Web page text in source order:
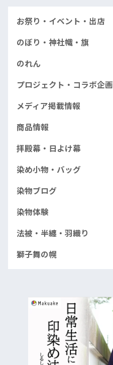
お祭り・イベント・出店
のぼり・神社幟・旗
のれん
プロジェクト・コラボ企画
メディア掲載情報
商品情報
拝殿幕・日よけ幕
染め小物・バッグ
染物ブログ
染物体験
法被・半纏・羽織り
獅子舞の幌